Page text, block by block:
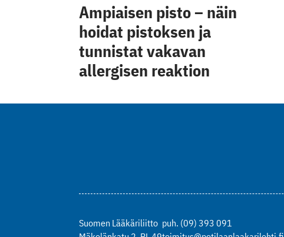
Ampiaisen pisto – näin
hoidat pistoksen ja
tunnistat vakavan
allergisen reaktion
Suomen Lääkäriliitto puh. (09) 393 091